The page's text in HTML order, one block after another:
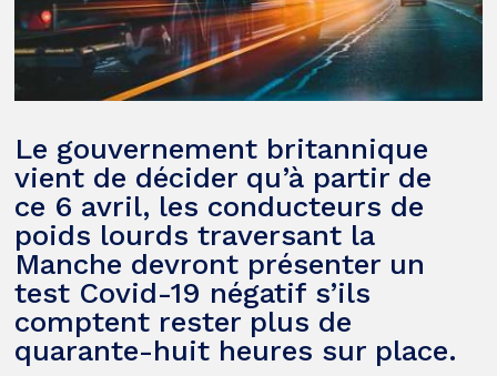
Le gouvernement britannique
vient de décider qu’à partir de
ce 6 avril, les conducteurs de
poids lourds traversant la
Manche devront présenter un
test Covid-19 négatif s’ils
comptent rester plus de
quarante-huit heures sur place.